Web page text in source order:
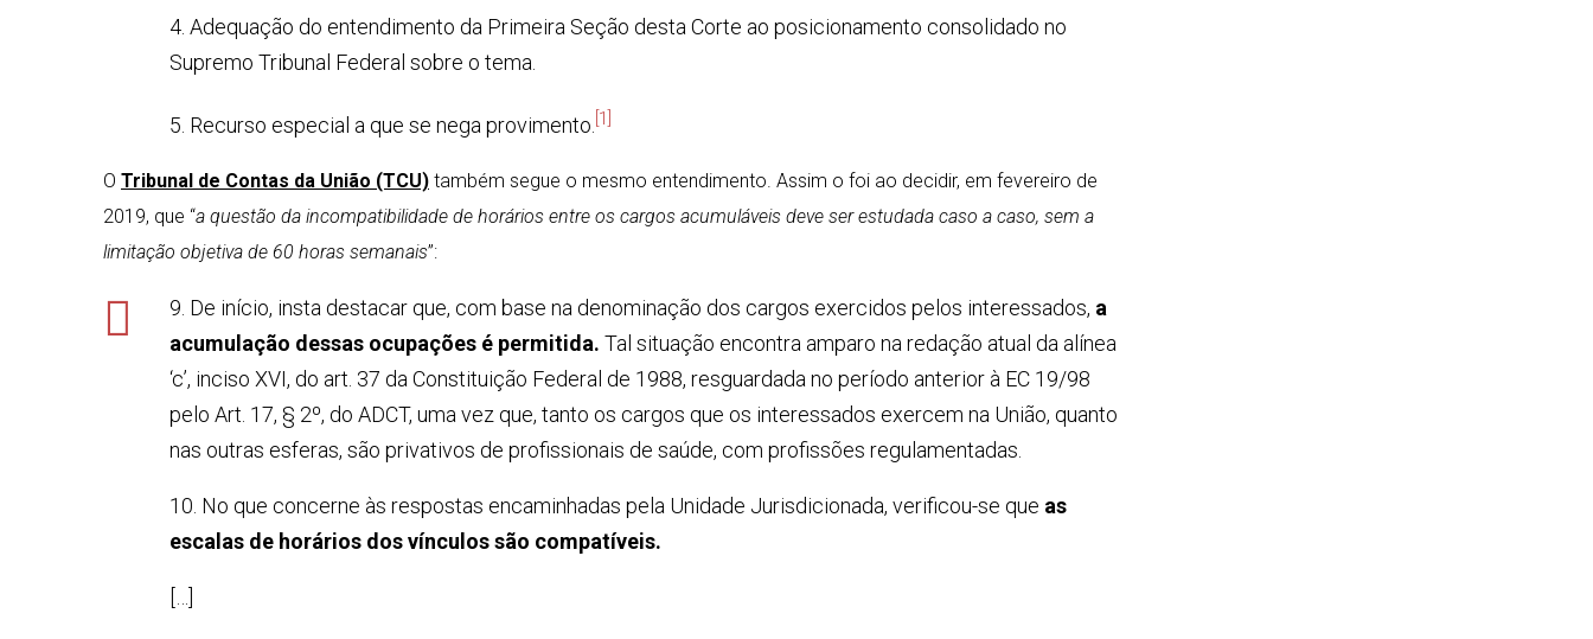
4. Adequação do entendimento da Primeira Seção desta Corte ao posicionamento consolidado no
Supremo Tribunal Federal sobre o tema.
5. Recurso especial a que se nega provimento. [1]
O Tribunal de Contas da União (TCU) também segue o mesmo entendimento. Assim o foi ao decidir, em fevereiro de
2019, que “a questão da incompatibilidade de horários entre os cargos acumuláveis deve ser estudada caso a caso, sem a
limitação objetiva de 60 horas semanais”:
9. De início, insta destacar que, com base na denominação dos cargos exercidos pelos interessados, a
acumulação dessas ocupações é permitida. Tal situação encontra amparo na redação atual da alínea
‘c’, inciso XVI, do art. 37 da Constituição Federal de 1988, resguardada no período anterior à EC 19/98
pelo Art. 17, § 2º, do ADCT, uma vez que, tanto os cargos que os interessados exercem na União, quanto
nas outras esferas, são privativos de profissionais de saúde, com profissões regulamentadas.
10. No que concerne às respostas encaminhadas pela Unidade Jurisdicionada, verificou-se que as
escalas de horários dos vínculos são compatíveis.